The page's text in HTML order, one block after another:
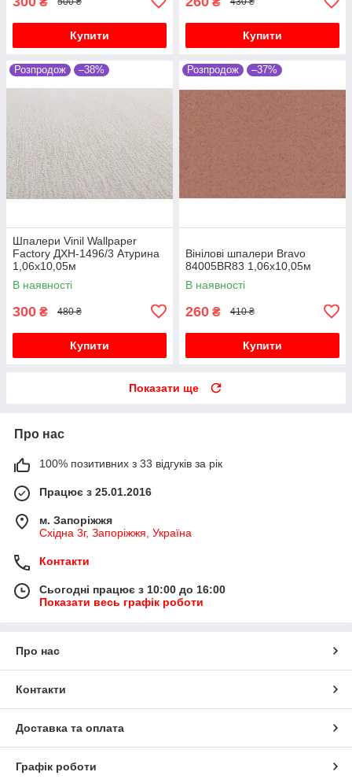
Купити Купити
Розпродож –38%
Шпалери Vinil Wallpaper
Factory ДХН-1496/3 Атурина
1,06х10,05м
В наявності
300 ₴ 480 ₴
Купити
Розпродож –37%
Вінілові шпалери Bravo
84005BR83 1,06х10,05м
В наявності
260 ₴ 410 ₴
Купити
Показати ще
Про нас
100% позитивних з 33 відгуків за рік
Працює з 25.01.2016
м. Запоріжжя
Східна 3г, Запоріжжя, Україна
Контакти
Сьогодні працює з 10:00 до 16:00
Показати весь графік роботи
Про нас
Контакти
Доставка та оплата
Графік роботи